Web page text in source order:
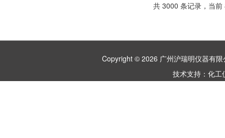
共 3000 条记录，当
Copyright © 2026 广州沪瑞明仪器有
技术支持： 化工